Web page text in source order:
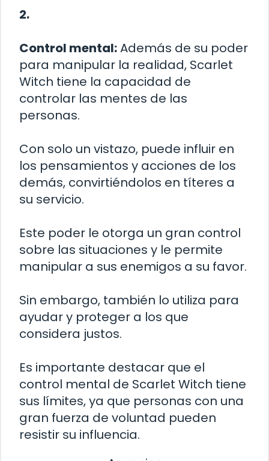
2.
Control mental:Además de su poder
para manipular la realidad, Scarlet
Witch tiene la capacidad de
controlar las mentes de las
personas.
Con solo un vistazo, puede influir en
los pensamientos y acciones de los
demás, convirtiéndolos en títeres a
su servicio.
Este poder le otorga un gran control
sobre las situaciones y le permite
manipular a sus enemigos a su favor.
Sin embargo, también lo utiliza para
ayudar y proteger a los que
considera justos.
Es importante destacar que el
control mental de Scarlet Witch tiene
sus límites, ya que personas con una
gran fuerza de voluntad pueden
resistir su influencia.